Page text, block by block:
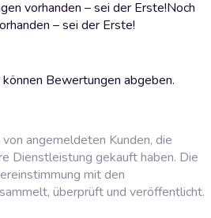
vorhanden – sei der Erste!Noch
– sei der Erste!
Bewertungen abgeben.
angemeldeten Kunden, die
Dienstleistung gekauft haben. Die
mit den
überprüft und veröffentlicht.